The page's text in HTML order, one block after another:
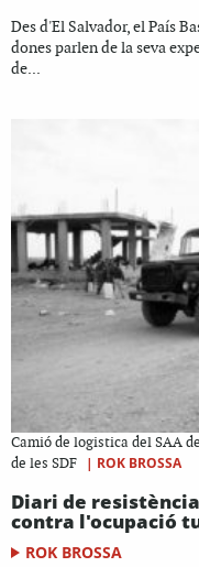
Des d'El Salvador, el País
dones parlen de la seva
de...
Camió de logistica del SAA
de les SDF
| ROK BROSSA
Diari de
contra l'ocupació
ROK BROSSA